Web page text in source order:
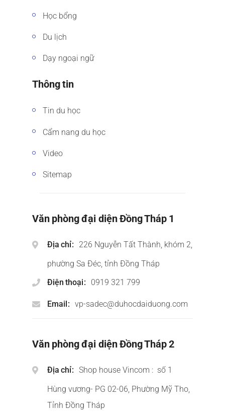
Học bổng
Du lịch
Dạy ngoại ngữ
Thông tin
Tin du học
Cẩm nang du học
Video
Sitemap
Văn phòng đại diện Đồng Tháp 1
Địa chỉ
226 Nguyễn Tất Thành, khóm 2,
phường Sa Đéc, tỉnh Đồng Tháp
Điện thoại
0919 321 799
Email vp-sadec@duhocdaiduong.com
Văn phòng đại diện Đồng Tháp 2
Địa chỉ
Shop house Vincom : số 1
Hùng vương- PG 02-06, Phường Mỹ Tho,
Tỉnh Đồng Tháp